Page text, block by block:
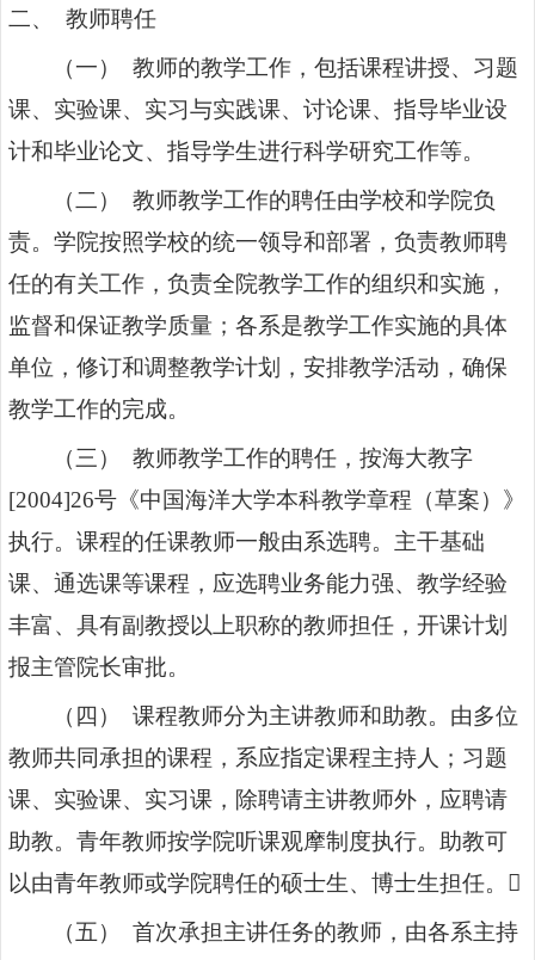
二、 教师聘任
（一） 教师的教学工作，包括课程讲授、习题
课、实验课、实习与实践课、讨论课、指导毕业设
计和毕业论文、指导学生进行科学研究工作等。
（二） 教师教学工作的聘任由学校和学院负
责。学院按照学校的统一领导和部署，负责教师聘
任的有关工作，负责全院教学工作的组织和实施，
监督和保证教学质量；各系是教学工作实施的具体
单位，修订和调整教学计划，安排教学活动，确保
教学工作的完成。
（三） 教师教学工作的聘任，按海大教字
[2004]26号《中国海洋大学本科教学章程（草案）》
执行。课程的任课教师一般由系选聘。主干基础
课、通选课等课程，应选聘业务能力强、教学经验
丰富、具有副教授以上职称的教师担任，开课计划
报主管院长审批。
（四） 课程教师分为主讲教师和助教。由多位
教师共同承担的课程，系应指定课程主持人；习题
课、实验课、实习课，除聘请主讲教师外，应聘请
助教。青年教师按学院听课观摩制度执行。助教可
以由青年教师或学院聘任的硕士生、博士生担任。
（五） 首次承担主讲任务的教师，由各系主持